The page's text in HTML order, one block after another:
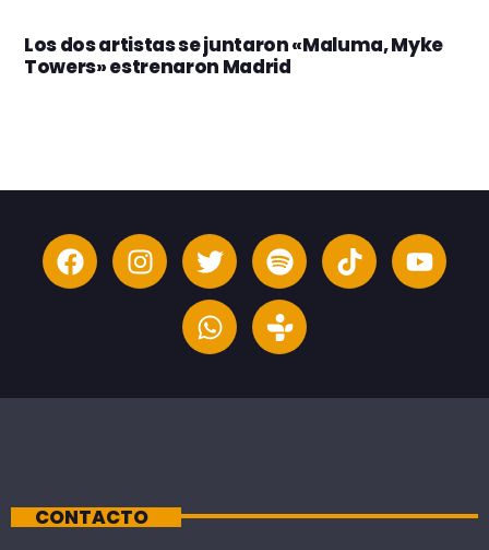
Los dos artistas se juntaron «Maluma, Myke
Towers» estrenaron Madrid
CONTACTO